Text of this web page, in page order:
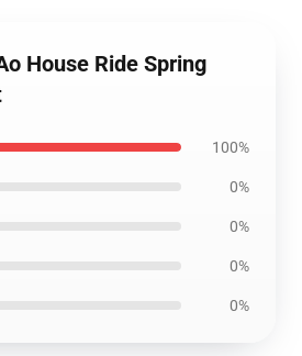
House Ride Spring
100%
0%
0%
0%
0%